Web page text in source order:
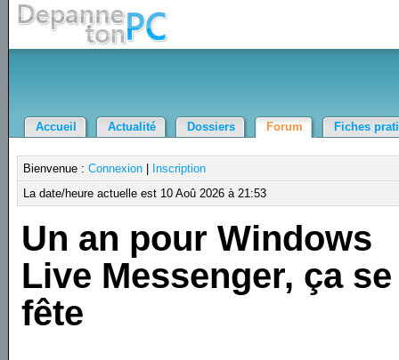
Accueil Actualité Dossiers Forum Fiches
Bienvenue :Connexion
Inscription
La date/heure actuelle est 10 Aoû 2026 à 21:53
Un an pour Windows
Live Messenger, ça se
fête